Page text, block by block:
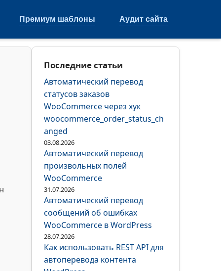
Премиум шаблоны Аудит сайта
Последние статьи
Автоматический перевод
статусов заказов
WooCommerce через хук
woocommerce_order_status_ch
anged
03.08.2026
Автоматический перевод
произвольных полей
WooCommerce
31.07.2026
Автоматический перевод
сообщений об ошибках
WooCommerce в WordPress
28.07.2026
Как использовать REST API для
автоперевода контента